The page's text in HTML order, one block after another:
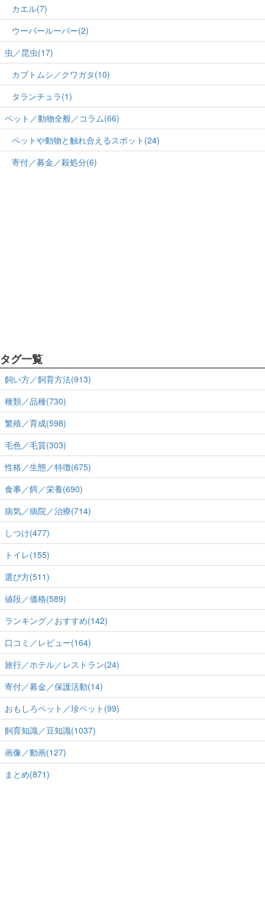
カエル(7)
ウーパールーパー(2)
虫／昆虫(17)
カブトムシ／クワガタ(10)
タランチュラ(1)
ペット／動物全般／コラム(66)
ペットや動物と触れ合えるスポット(24)
寄付／募金／殺処分(6)
タグ一覧
飼い方／飼育方法(913)
種類／品種(730)
繁殖／育成(598)
毛色／毛質(303)
性格／生態／特徴(675)
食事／餌／栄養(690)
病気／病院／治療(714)
しつけ(477)
トイレ(155)
選び方(511)
値段／価格(589)
ランキング／おすすめ(142)
口コミ／レビュー(164)
旅行／ホテル／レストラン(24)
寄付／募金／保護活動(14)
おもしろペット／珍ペット(99)
飼育知識／豆知識(1037)
画像／動画(127)
まとめ(871)